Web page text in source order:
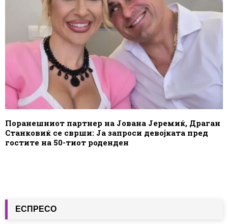
Поранешниот партнер на Јована Јеремиќ, Драган
Станковиќ се сврши: Ја запроси девојката пред
гостите на 50-тиот роденден
ЕСПРЕСО